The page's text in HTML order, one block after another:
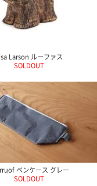
Larson ルーファス
SOLDOUT
ペンケース グレー
SOLDOUT